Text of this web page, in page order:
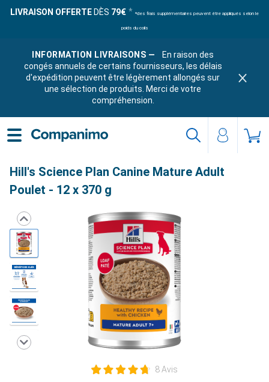
LIVRAISON OFFERTE DÈS 79€ *des frais supplémentaires peuvent être appliqués selon le
poids du colis
INFORMATION LIVRAISONS —
En raison des
congés annuels de certains fournisseurs, les délais
d'expédition peuvent être légèrement allongés sur
une sélection de produits. Merci de votre
compréhension.
Hill's Science Plan Canine Mature Adult
Poulet - 12 x 370 g
8 Avis